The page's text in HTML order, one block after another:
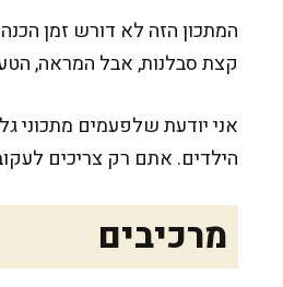
קצת סבלנות, אבל המראה,
אני יודעת שלפעמים מתכוני
הילדים. אתם רק צריכים
מרכיבים